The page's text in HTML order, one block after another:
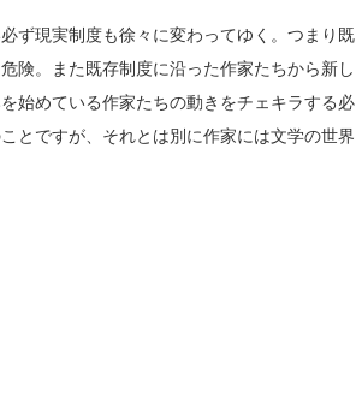
ず現実制度も徐々に変わってゆく。つまり既
険。また既存制度に沿った作家たちから新し
始めている作家たちの動きをチェキラする必
とですが、それとは別に作家には文学の世界